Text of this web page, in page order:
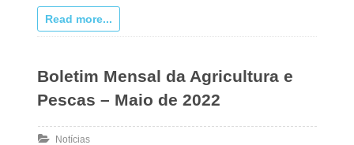
Read more...
Boletim Mensal da Agricultura e
Pescas – Maio de 2022
Notícias